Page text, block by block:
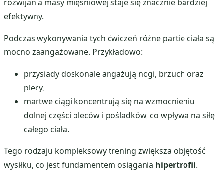
rozwijania masy mięśniowej staje się znacznie bardziej
efektywny.
Podczas wykonywania tych ćwiczeń różne partie ciała są
mocno zaangażowane. Przykładowo:
przysiady doskonale angażują nogi, brzuch oraz
plecy,
martwe ciągi koncentrują się na wzmocnieniu
dolnej części pleców i pośladków, co wpływa na siłę
całego ciała.
Tego rodzaju kompleksowy trening zwiększa objętość
wysiłku, co jest fundamentem osiągania hipertrofii.